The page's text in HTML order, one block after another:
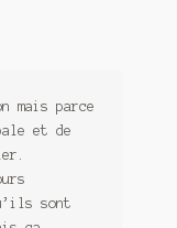
mais parce
et de
sont